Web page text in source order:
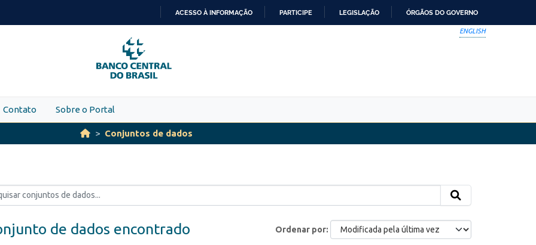
PARA
O
CONTEÚDO
ACESSO À INFORMAÇÃO PARTICIPE LEGISLAÇÃO ÓRGÃOS DO GOVERNO
ENGLISH
Contato Sobre o Portal
Conjuntos de dados
Ordenar por
de dados encontrado